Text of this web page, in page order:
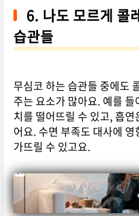
6. 나도 모르게 콜
습관들
무심코 하는 습관들 중에도
주는 요소가 많아요. 예를
치를 떨어뜨릴 수 있고, 흡
어요. 수면 부족도 대사에
가뜨릴 수 있고요.